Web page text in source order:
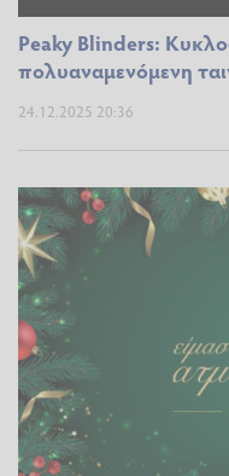
Peaky Blinders:
πολυαναμενόμενη
24.12.2025 20:36